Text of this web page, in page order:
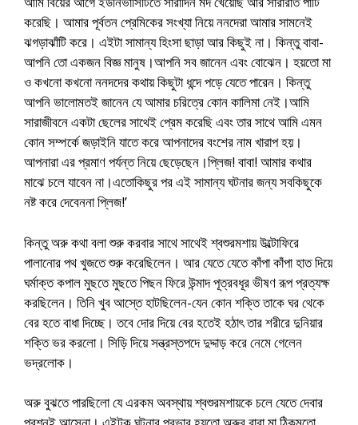
করেছি। আমার পূর্বতন প্রেমিকের সংখ্যা নিয়ে ননদেরা আমার সামনেই
ঝগড়াঝাঁটি করে। এইটা সামান্য হিংসা ছাড়া আর কিছুই না। কিন্তু বাবা-
আপনি তো একজন বিজ্ঞ মানুষ।আপনি সব জানেন এবং বোঝেন। হয়তো মা
ও কখনো কখনো ননদদের কথায় কিছুটা ধন্দে পড়ে যেতে পারেন। কিন্তু
আপনি ভালোমতই জানেন যে আমার চরিত্রে কোন কালিমা নেই।আমি
সারাজীবনে একটা ছেলের সাথেই প্রেম করেছি এবং তার সাথে আমি এমন
কোন সম্পর্কে জড়াইনি যাতে করে আপনাদের বংশের নাম খারাপ হয়।
আপনারা এর প্রমাণ পর্যন্ত নিয়ে ছেড়েছেন।প্লিজ! বাবা! আমার কথার
মাঝে চলে যাবেন না।এতোকিছুর পর এই সামান্য ঘটনার জন্য সবকিছুকে
নষ্ট করে দেবেননা প্লিজ!’
কিন্তু অরু কথা বলা শুরু করবার সাথে সাথেই শ্বশুরমশায় উল্টোফিরে
পালানোর পথ খুজতে শুরু করেছিলেন। আর যেতে যেতে কাঁপা কাঁপা হাত দিয়ে
ঘর্মাক্ত কপাল মুছতে মুছতে পিছন ফিরে উন্মাদ পূত্রবধূর ভীষণ রূপ প্রত্যক্ষ
করছিলেন। তিনি খুব আস্তে হাটছিলেন-যেন কোন শক্তি তাকে ঘর থেকে
বের হতে বাধা দিচ্ছে। তবে দোর দিয়ে বের হতেই হঠাৎ তার শরীরে দুনিয়ার
শক্তি ভর করলো। সিড়ি দিয়ে সন্ত্রস্তপদে দুদ্দাড় করে নেমে গেলেন
ভদ্রলোক।
অরু বুঝতে পারছিলো যে এরকম অবস্থায় শ্বশুরমশায়কে চলে যেতে দেবার